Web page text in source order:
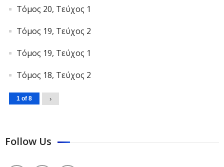
Τόμος 20, Τεύχος 1
Τόμος 19, Τεύχος 2
Τόμος 19, Τεύχος 1
Τόμος 18, Τεύχος 2
1 of 8 ›
Follow Us